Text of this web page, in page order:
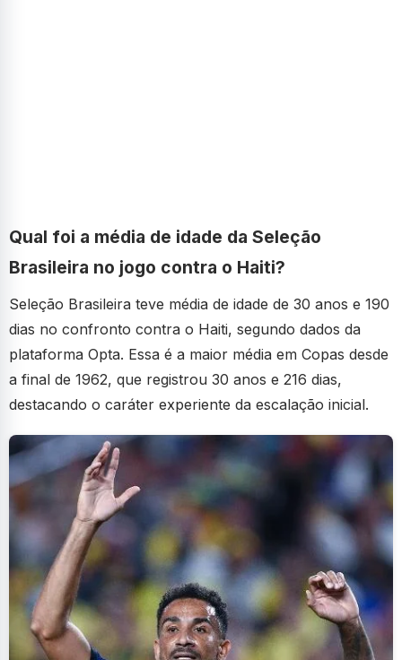
Qual foi a média de idade da Seleção
Brasileira no jogo contra o Haiti?
Seleção Brasileira teve média de idade de 30 anos e 190
dias no confronto contra o Haiti, segundo dados da
plataforma Opta. Essa é a maior média em Copas desde
a final de 1962, que registrou 30 anos e 216 dias,
destacando o caráter experiente da escalação inicial.